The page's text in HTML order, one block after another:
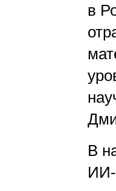
в
В
ИИ-